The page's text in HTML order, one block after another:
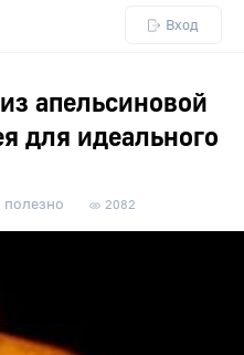
Вход
апельсиновой
для идеального
2082